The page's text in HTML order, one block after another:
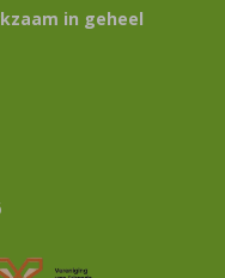
in geheel